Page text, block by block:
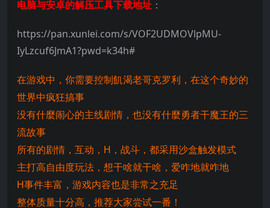
电脑与安卓的解压工具下载地址 ：
https://pan.xunlei.com/s/VOF2UDMOVlpMU-
IyLzcuf6JmA1?pwd=k34h#
在游戏中，你需要控制飢渴老哥克罗利，在这个奇妙的
世界中疯狂搞事
没有什麼闹心的主线剧情，也没有什麼勇者干魔王的三
流故事
所有的剧情，互动，H，战斗，都采用沙盒触发模式
主打高自由度玩法，想干啥就干啥，爱咋地就咋地
H事件丰富，游戏内容也是非常之充足
整体质量十分高，推荐大家尝试一番！